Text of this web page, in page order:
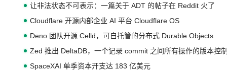
让非法状态不可表示：一篇关于 ADT 的帖子在 Reddit 火了
Cloudflare 开源内部企业 AI 平台 Cloudflare OS
Deno 团队开源 Celld，可自托管的分布式 Durable Objects
Zed 推出 DeltaDB，一个记录 commit 之间所有操作的版本控
SpaceXAI 单季资本开支达 183 亿美元